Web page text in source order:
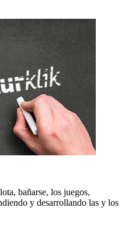
bañarse, los juegos,
y desarrollando las y los